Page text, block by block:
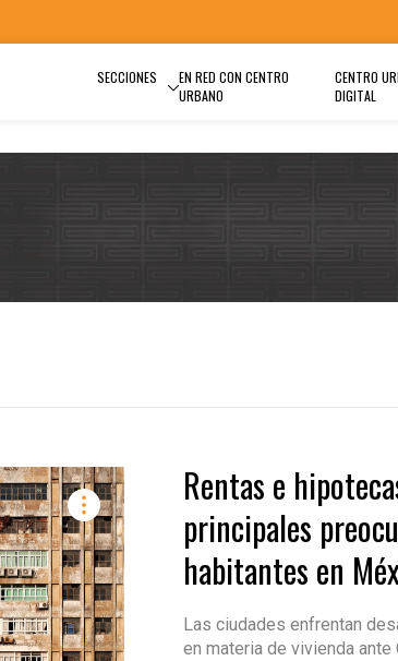
SECCIONES
EN RED CON CENTRO
URBANO
CENTRO
DIGITAL
Rentas e
principales
habitantes en
Las ciudades enfrentan
en materia de vivienda ante